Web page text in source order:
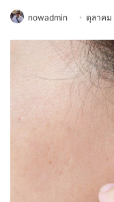
nowadmin ตุลาคม